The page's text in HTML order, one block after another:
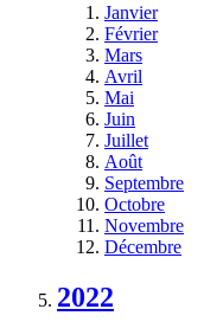
Janvier
Février
Mars
Avril
Mai
Juin
Juillet
Août
Septembre
Octobre
Novembre
Décembre
2022